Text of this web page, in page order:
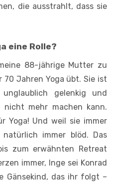
die ausstrahlt, dass sie
eine Rolle?
88-­jähri­ge Mutter zu
Jahren Yoga übt. Sie ist
gelenkig und
mehr ma­chen kann.
Yoga! Und weil sie immer
immer blöd. Das
zum erwähnten Retreat
immer, Inge sei Konrad
Gänsekind, das ihr folgt –